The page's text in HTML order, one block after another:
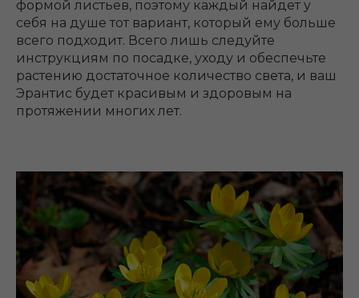
формой листьев, поэтому каждый найдет у
себя на душе тот вариант, который ему больше
всего подходит. Всего лишь следуйте
инструкциям по посадке, уходу и обеспечьте
растению достаточное количество света, и ваш
Эрантис будет красивым и здоровым на
протяжении многих лет.